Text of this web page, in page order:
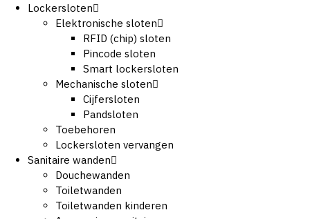
Lockersloten
Elektronische sloten
RFID (chip) sloten
Pincode sloten
Smart lockersloten
Mechanische sloten
Cijfersloten
Pandsloten
Toebehoren
Lockersloten vervangen
Sanitaire wanden
Douchewanden
Toiletwanden
Toiletwanden kinderen